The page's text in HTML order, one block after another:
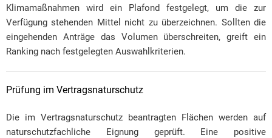
Klimamaßnahmen wird ein Plafond festgelegt, um die zur
Verfügung stehenden Mittel nicht zu überzeichnen. Sollten die
eingehenden Anträge das Volumen überschreiten, greift ein
Ranking nach festgelegten Auswahlkriterien.
Prüfung im Vertragsnaturschutz
Die im Vertragsnaturschutz beantragten Flächen werden auf
naturschutzfachliche Eignung geprüft. Eine positive